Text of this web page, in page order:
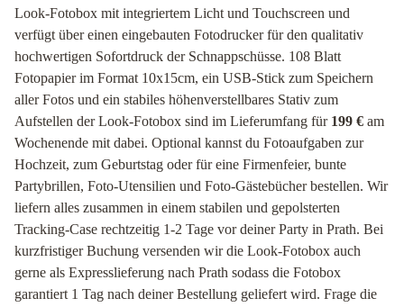
Look-Fotobox mit integriertem Licht und Touchscreen und
verfügt über einen eingebauten Fotodrucker für den qualitativ
hochwertigen Sofortdruck der Schnappschüsse. 108 Blatt
Fotopapier im Format 10x15cm, ein USB-Stick zum Speichern
aller Fotos und ein stabiles höhenverstellbares Stativ zum
Aufstellen der Look-Fotobox sind im Lieferumfang für 199 € am
Wochenende mit dabei. Optional kannst du Fotoaufgaben zur
Hochzeit, zum Geburtstag oder für eine Firmenfeier, bunte
Partybrillen, Foto-Utensilien und Foto-Gästebücher bestellen. Wir
liefern alles zusammen in einem stabilen und gepolsterten
Tracking-Case rechtzeitig 1-2 Tage vor deiner Party in Prath. Bei
kurzfristiger Buchung versenden wir die Look-Fotobox auch
gerne als Expresslieferung nach Prath sodass die Fotobox
garantiert 1 Tag nach deiner Bestellung geliefert wird. Frage die